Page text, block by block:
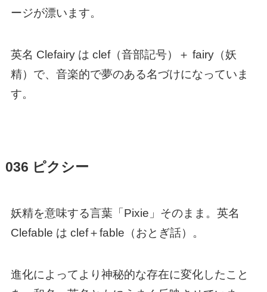
ージが漂います。
英名 Clefairy は clef（音部記号）＋ fairy（妖
精）で、音楽的で夢のある名づけになっていま
す。
036 ピクシー
妖精を意味する言葉「Pixie」そのまま。英名
Clefable は clef＋fable（おとぎ話）。
進化によってより神秘的な存在に変化したこと